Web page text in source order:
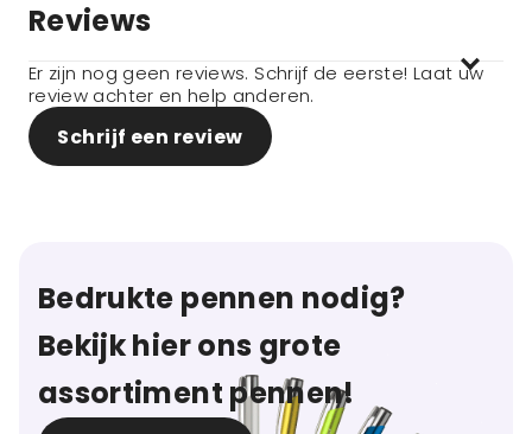
Reviews
Er zijn nog geen reviews. Schrijf de eerste! Laat uw
review achter en help anderen.
Schrijf een review
Bedrukte pennen nodig?
Bekijk hier ons grote
assortiment pennen!